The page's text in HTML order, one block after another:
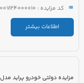
کد مزایده : 5221007124000010
اطلاعات بیشتر
مزایده دولتی خودرو پراید مدل 1388 رنگ سفید